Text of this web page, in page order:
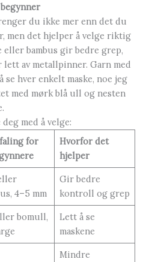
du ikke mer enn det du
men det hjelper å velge riktig
bambus gir bedre grep,
av metallpinner. Garn med
hver enkelt maske, noe jeg
med mørk blå ull og nesten
med å velge:
for
Hvorfor det
hjelper
4–5 mm
Gir bedre
kontroll og grep
bomull,
Lett å se
maskene
Mindre